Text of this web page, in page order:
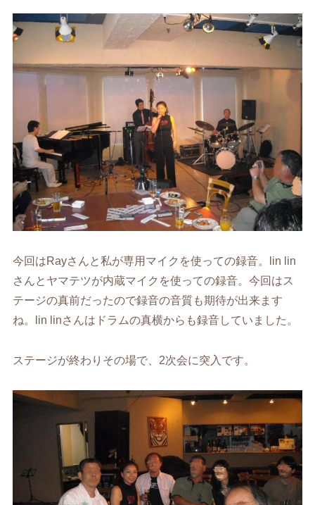
今回はRayさんと私が専用マイクを使っての録音。lin lin
さんとヤマテツが内蔵マイクを使っての録音。今回はス
テージの真前だったので録音の音質も期待が出来ます
ね。lin linさんはドラムの真横からも録音していました。
ステージが終わりその場で、2次会に突入です。